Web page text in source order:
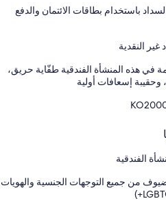
باستخدام بطاقات الائتمان والدفع
النقدية
في هذه المنشأة الفندقية طفّاية حريق،
إسعافات أولية
الفندقية
من جميع التوجهات الجنسية والهويات